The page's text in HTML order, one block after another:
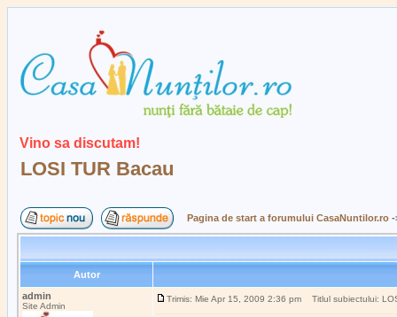
Vino sa discutam!
LOSI TUR Bacau
Pagina de start a forumului CasaNuntilor.ro
Autor
admin
Site Admin
Trimis: Mie Apr 15, 2009 2:36 pm Titlul subiectului: